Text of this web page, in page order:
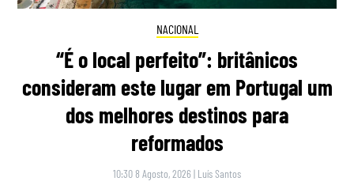
NACIONAL
“É o local perfeito”: britânicos
consideram este lugar em Portugal um
dos melhores destinos para
reformados
10:30 8 Agosto, 2026 | Luís Santos